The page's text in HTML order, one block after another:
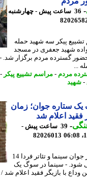
36 ساعت پیش - چهارشنبه
پیکر سه شهید حمله
شهید جعفری در مسجد
مردم برگزار شد. -
مردم- مراسم تشییع پیکر -
جوان؛ زمان
اعلام شد
-
39 ساعت پیش -
82026013
پیکر مریم همتیان بازیگر جوان سینما و تئاتر فردا 14
- سینما در سوگ یک
با بازیگر فقید اعلام شد / خبر